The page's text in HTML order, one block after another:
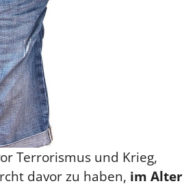
Terrorismus und Krieg,
davor zu haben, im Alter